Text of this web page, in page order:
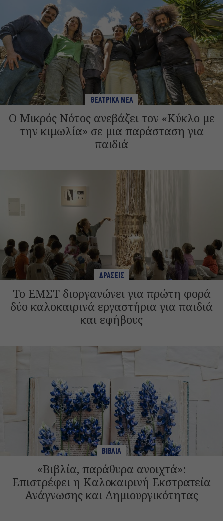
ΘΕΑΤΡΙΚΑ ΝΕΑ
Ο Μικρός Νότος ανεβάζει τον «Κύκλο με
την κιμωλία» σε μια παράσταση για
παιδιά
ΔΡΑΣΕΙΣ
Το ΕΜΣΤ διοργανώνει για πρώτη φορά
δύο καλοκαιρινά εργαστήρια για παιδιά
και εφήβους
ΒΙΒΛΙΑ
«Βιβλία, παράθυρα ανοιχτά»:
Επιστρέφει η Καλοκαιρινή Εκστρατεία
Ανάγνωσης και Δημιουργικότητας